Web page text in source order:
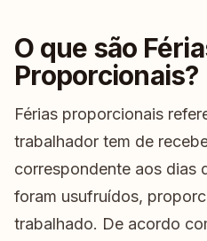
O que são
Proporcionais?
Férias proporcionais
trabalhador tem de
correspondente aos dias
foram usufruídos,
trabalhado. De acordo